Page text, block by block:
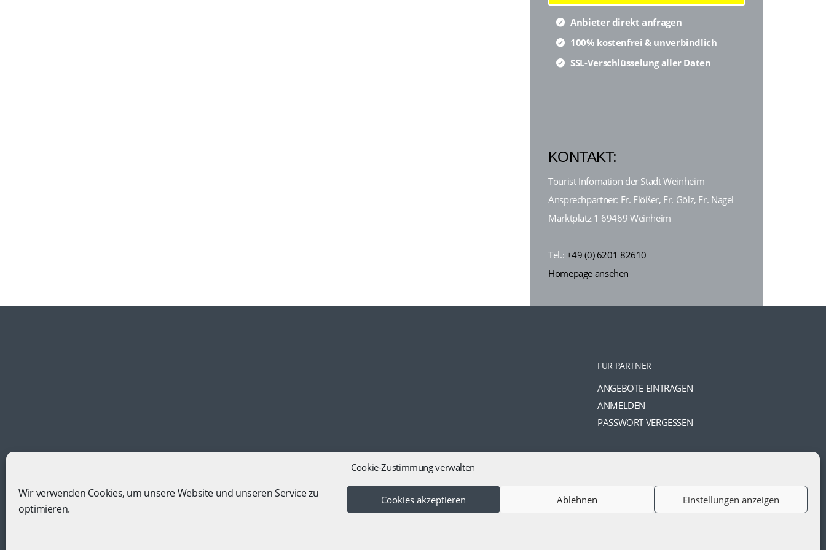
Cookie-Zustimmung verwalten
Wir verwenden Cookies, um unsere Website und unseren Service zu
optimieren.
Cookies akzeptieren Ablehnen Einstellungen anzeigen
Anbieter direkt anfragen
100% kostenfrei & unverbindlich
SSL-Verschlüsselung aller Daten
KONTAKT:
Tourist Infomation der Stadt Weinheim
Ansprechpartner: Fr. Flößer, Fr. Gölz, Fr. Nagel
Marktplatz 1 69469 Weinheim
Tel.: +49 (0) 6201 82610
Homepage ansehen
FÜR PARTNER
ANGEBOTE EINTRAGEN
ANMELDEN
PASSWORT VERGESSEN